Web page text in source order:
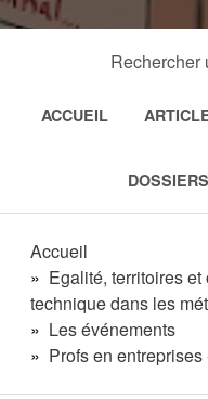
ACCUEIL
DOSSIERS
Accueil
Egalité, territoires
technique dans les
Les événements
Profs en